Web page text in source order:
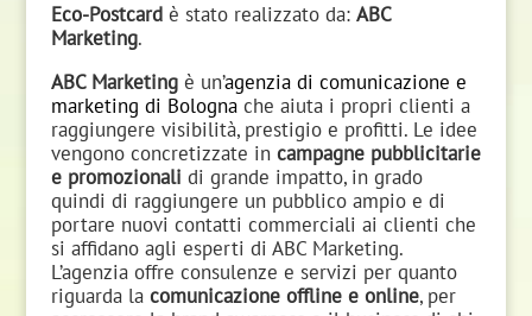
Eco-Postcardè stato realizzato da: ABC
Marketing.
ABC Marketing è un’agenzia di comunicazione e
marketing di Bolognache aiuta i propri clienti a
raggiungere visibilità, prestigio e profitti. Le idee
vengono concretizzate in campagne pubblicitarie
e promozionali di grande impatto, in grado
quindi di raggiungere un pubblico ampio e di
portare nuovi contatti commerciali ai clienti che
si affidano agli esperti di ABC Marketing.
L’agenzia offre consulenze e servizi per quanto
riguarda la comunicazione offline e online, per